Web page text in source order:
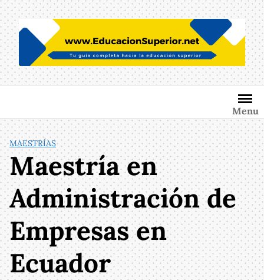
Saltar
al
contenido
Menu
MAESTRÍAS
Maestría en
Administración de
Empresas en
Ecuador